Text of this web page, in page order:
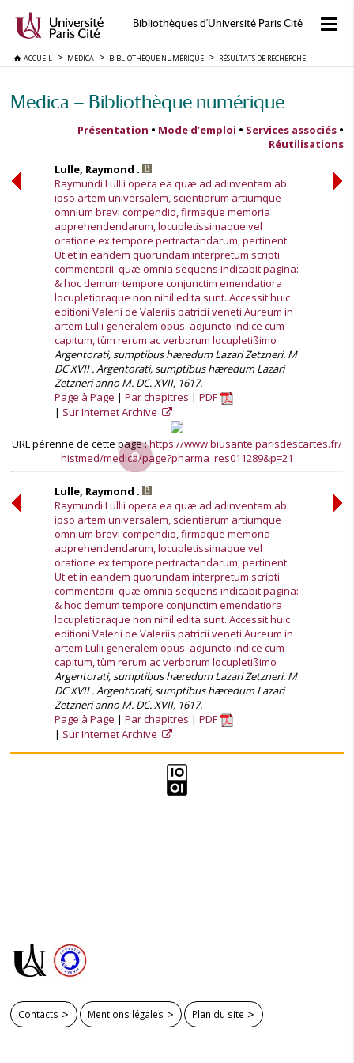
Bibliothèques d'Université Paris Cité
ACCUEIL MEDICA BIBLIOTHÈQUE NUMÉRIQUE RÉSULTATS DE RECHERCHE
Medica — Bibliothèque numérique
Présentation • Mode d’emploi • Services associés •
Réutilisations
Lulle, Raymond .
Raymundi Lullii opera ea quæ ad adinventam ab
ipso artem universalem, scientiarum artiumque
omnium brevi compendio, firmaque memoria
apprehendendarum, locupletissimaque vel
oratione ex tempore pertractandarum, pertinent.
Ut et in eandem quorundam interpretum scripti
commentarii: quæ omnia sequens indicabit pagina:
& hoc demum tempore conjunctim emendatiora
locupletioraque non nihil edita sunt. Accessit huic
editioni Valerii de Valeriis patricii veneti Aureum in
artem Lulli generalem opus: adjuncto indice cum
capitum, tùm rerum ac verborum locupletißimo
Argentorati, sumptibus hæredum Lazari Zetzneri. M
DC XVII . Argentorati, sumptibus hæredum Lazari
Zetzneri anno M. DC. XVII, 1617.
Page à Page
Par chapitres
PDF
Sur Internet Archive
URL pérenne de cette page :https://www.biusante.parisdescartes.fr/
histmed/medica/page?pharma_res011289&p=21
Lulle, Raymond .
Raymundi Lullii opera ea quæ ad adinventam ab
ipso artem universalem, scientiarum artiumque
omnium brevi compendio, firmaque memoria
apprehendendarum, locupletissimaque vel
oratione ex tempore pertractandarum, pertinent.
Ut et in eandem quorundam interpretum scripti
commentarii: quæ omnia sequens indicabit pagina:
& hoc demum tempore conjunctim emendatiora
locupletioraque non nihil edita sunt. Accessit huic
editioni Valerii de Valeriis patricii veneti Aureum in
artem Lulli generalem opus: adjuncto indice cum
capitum, tùm rerum ac verborum locupletißimo
Argentorati, sumptibus hæredum Lazari Zetzneri. M
DC XVII . Argentorati, sumptibus hæredum Lazari
Zetzneri anno M. DC. XVII, 1617.
Page à Page
Par chapitres
PDF
Sur Internet Archive
Contacts Mentions légales Plan du site